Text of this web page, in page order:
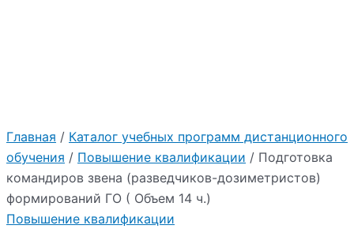
Главная / Каталог учебных программ дистанционного
обучения / Повышение квалификации / Подготовка
командиров звена (разведчиков-дозиметристов)
формирований ГО ( Объем 14 ч.)
Повышение квалификации